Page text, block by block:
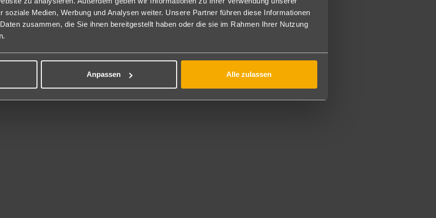
soziale Medien, Werbung und Analysen weiter. Unsere Partner führen diese Informationen
zusammen, die Sie ihnen bereitgestellt haben oder die sie im Rahmen Ihrer Nutzung
Anpassen Alle zulassen
nach dem Frühstück Besichtigung des Edfu Tempel (1,2,3). Weiterfahrt nach Luxor. Mittagessen an Bord. Abendessen und
in Luxor.
des Ostufers mit dem Luxor- (1,2,3) und Karnak Tempel (1,2,3).